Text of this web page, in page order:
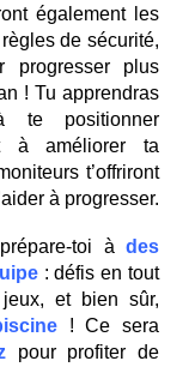
également les
de sécurité,
progresser plus
! Tu apprendras
te positionner
à améliorer ta
t’offriront
à progresser.
toi à des
: défis en tout
et bien sûr,
! Ce sera
pour profiter de